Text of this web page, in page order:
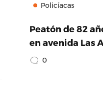
Policíacas
Peatón de 82
en avenida Las
0